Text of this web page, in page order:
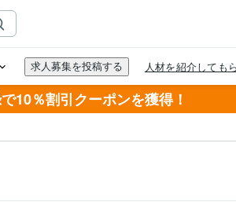
10％割引クーポンを獲得！